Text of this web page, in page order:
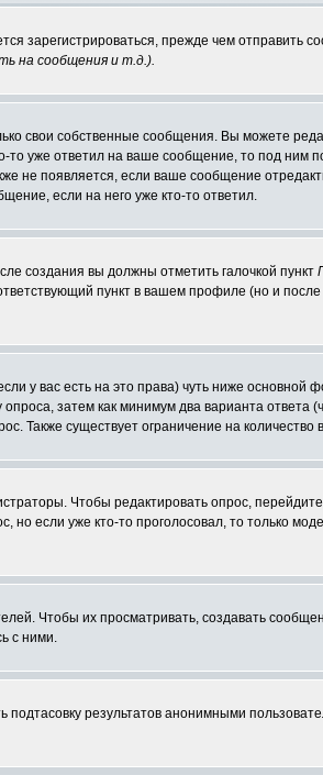
зарегистрироваться, прежде чем отправить
на сообщения и т.д.).
свои собственные сообщения. Вы можете
уже ответил на ваше сообщение, то под ним
не появляется, если ваше сообщение
если на него уже кто-то ответил.
создания вы должны отметить галочкой пункт
пункт в вашем профиле (но и
у вас есть на это права) чуть ниже
затем как минимум два варианта ответа
Также существует ограничение на
Чтобы редактировать опрос,
но если уже кто-то проголосовал, то только
Чтобы их просматривать, создавать
с ними.
результатов анонимными